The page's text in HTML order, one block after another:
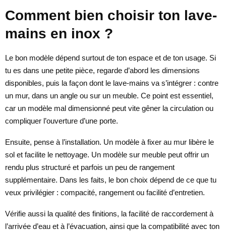
Comment bien choisir ton lave-
mains en inox ?
Le bon modèle dépend surtout de ton espace et de ton usage. Si
tu es dans une petite pièce, regarde d’abord les dimensions
disponibles, puis la façon dont le lave-mains va s’intégrer : contre
un mur, dans un angle ou sur un meuble. Ce point est essentiel,
car un modèle mal dimensionné peut vite gêner la circulation ou
compliquer l’ouverture d’une porte.
Ensuite, pense à l’installation. Un modèle à fixer au mur libère le
sol et facilite le nettoyage. Un modèle sur meuble peut offrir un
rendu plus structuré et parfois un peu de rangement
supplémentaire. Dans les faits, le bon choix dépend de ce que tu
veux privilégier : compacité, rangement ou facilité d’entretien.
Vérifie aussi la qualité des finitions, la facilité de raccordement à
l’arrivée d’eau et à l’évacuation, ainsi que la compatibilité avec ton